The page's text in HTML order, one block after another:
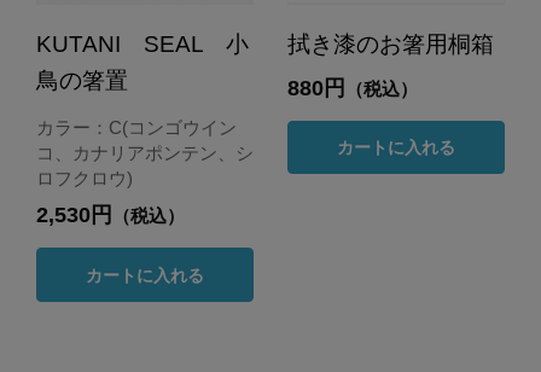
KUTANI SEAL 小
鳥の箸置
カラー：C(コンゴウイン
コ、カナリアポンテン、シ
ロフクロウ)
2,530円 （税込）
カートに入れる
拭き漆のお箸用桐箱
880円 （税込）
カートに入れる